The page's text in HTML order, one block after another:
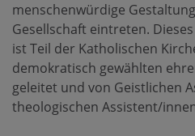
menschenwürdige
Gesellschaft eintreten.
ist Teil der Katholischen
demokratisch gewählten
geleitet und von Geistlichen
theologischen Assistent/